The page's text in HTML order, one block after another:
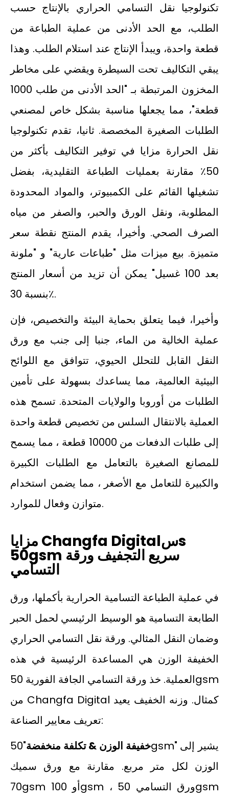
تكنولوجيا نقل التسامي الحراري بالإنتاج حسب
الطلب، مع الحد الأدنى من عملية الطباعة من
قطعة واحدة، ويبدأ الإنتاج عند استلام الطلب. وهذا
يبقي التكاليف تحت السيطرة ويقضي على مخاطر
المخزون المرتبطة بـ "الحد الأدنى من طلب 1000
قطعة"، مما يجعلها مناسبة بشكل خاص لمصنعي
الطلبات الصغيرة المخصصة. ثانيا، تقدم تكنولوجيا
نقل الحرارة مزايا في توفير التكاليف بأكثر من
50٪ مقارنة بعمليات الطباعة التقليدية، بفضل
تشغيلها القائم على الكمبيوتر، والمواد المحدودة
المطلوبة، ونقل الورق والحبر، والصفر من مياه
الصرف الصحي. وأخيرا، يقدم المنتج نقطة سعر
متميزة. بيع ميزات مثل "طباعات عارية" و "ملونة
بعد 100 غسيل" يمكن أن تزيد من أسعار المنتج
بنسبة 30٪.
وأخيرا، فيما يتعلق بحماية البيئة والتخصيص، فإن
عملية الخالية من الماء، جنبا إلى جنب مع ورق
النقل القابل للتحلل الحيوي، تتوافق مع اللوائح
البيئية العالمية، مما يساعدك بسهولة على تأمين
الطلبات من أوروبا والولايات المتحدة. تسمح هذه
العملية بالانتقال السلس من تخصيص قطعة واحدة
إلى طلبات الدفعات من 10000 قطعة ، مما يسمح
للمصانع الصغيرة بالتعامل مع الطلبات الكبيرة
والكبيرة للتعامل مع الأصغر ، مما يضمن استخدام
متوازن وفعال للموارد.
مزايا Changfa Digitalسs
50gsm سريع التجفيف ورقة
التسامي
في عملية الطباعة التسامية الحرارية بأكملها، ورق
الطابعة التسامية هو الوسيط الرئيسي لحمل الحبر
وضمان النقل المثالي. ورقة نقل التسامي الحراري
الخفيفة الوزن هي المساعدة الرئيسية في هذه
العملية. خذ ورقة التسامي الجافة الفورية 50gsm
من Changfa Digital كمثال. وزنه الخفيف يعيد
تعريف معايير الصناعة:
خفيفة الوزن & تكلفة منخفضة "50gsm" يشير إلى
الوزن لكل متر مربع. مقارنة مع ورق سميك
70gsm أو 100gsm ، ورق التسامي 50gsm